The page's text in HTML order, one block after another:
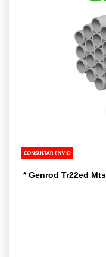
* Genrod Tr22ed